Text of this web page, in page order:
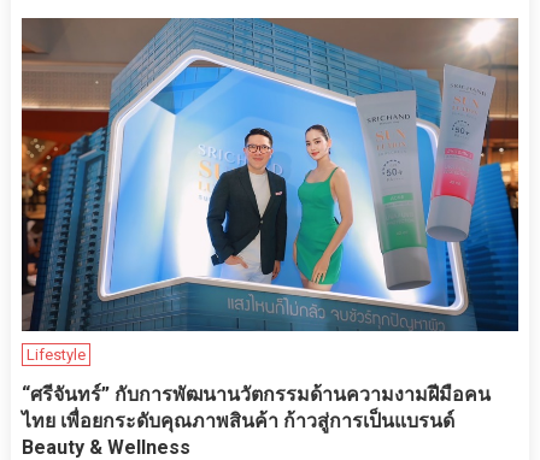
Lifestyle
“ศรีจันทร์” กับการพัฒนานวัตกรรมด้านความงามฝีมือคน
ไทย เพื่อยกระดับคุณภาพสินค้า ก้าวสู่การเป็นแบรนด์
Beauty & Wellness